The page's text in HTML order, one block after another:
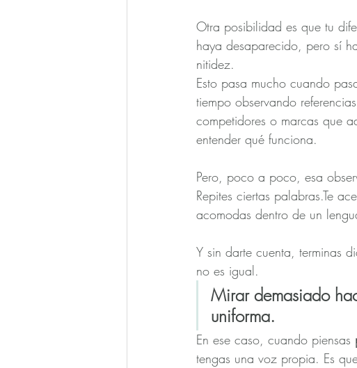
Otra posibilidad es que tu
haya desaparecido, pero sí
nitidez.
Esto pasa mucho cuando
tiempo observando
competidores o marcas que
entender qué funciona.
Pero, poco a poco, esa
Repites ciertas palabras.Te
acomodas dentro de un
Y sin darte cuenta, terminas
no es igual.
Mirar demasiado
uniforma.
En ese caso, cuando piensas
tengas una voz propia. Es